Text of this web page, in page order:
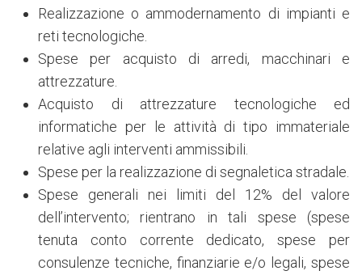
Realizzazione o ammodernamento di impianti e
reti tecnologiche.
Spese per acquisto di arredi, macchinari e
attrezzature.
Acquisto di attrezzature tecnologiche ed
informatiche per le attività di tipo immateriale
relative agli interventi ammissibili.
Spese per la realizzazione di segnaletica stradale.
Spese generali nei limiti del 12% del valore
dell’intervento; rientrano in tali spese (spese
tenuta conto corrente dedicato, spese per
consulenze tecniche, finanziarie e/o legali, spese